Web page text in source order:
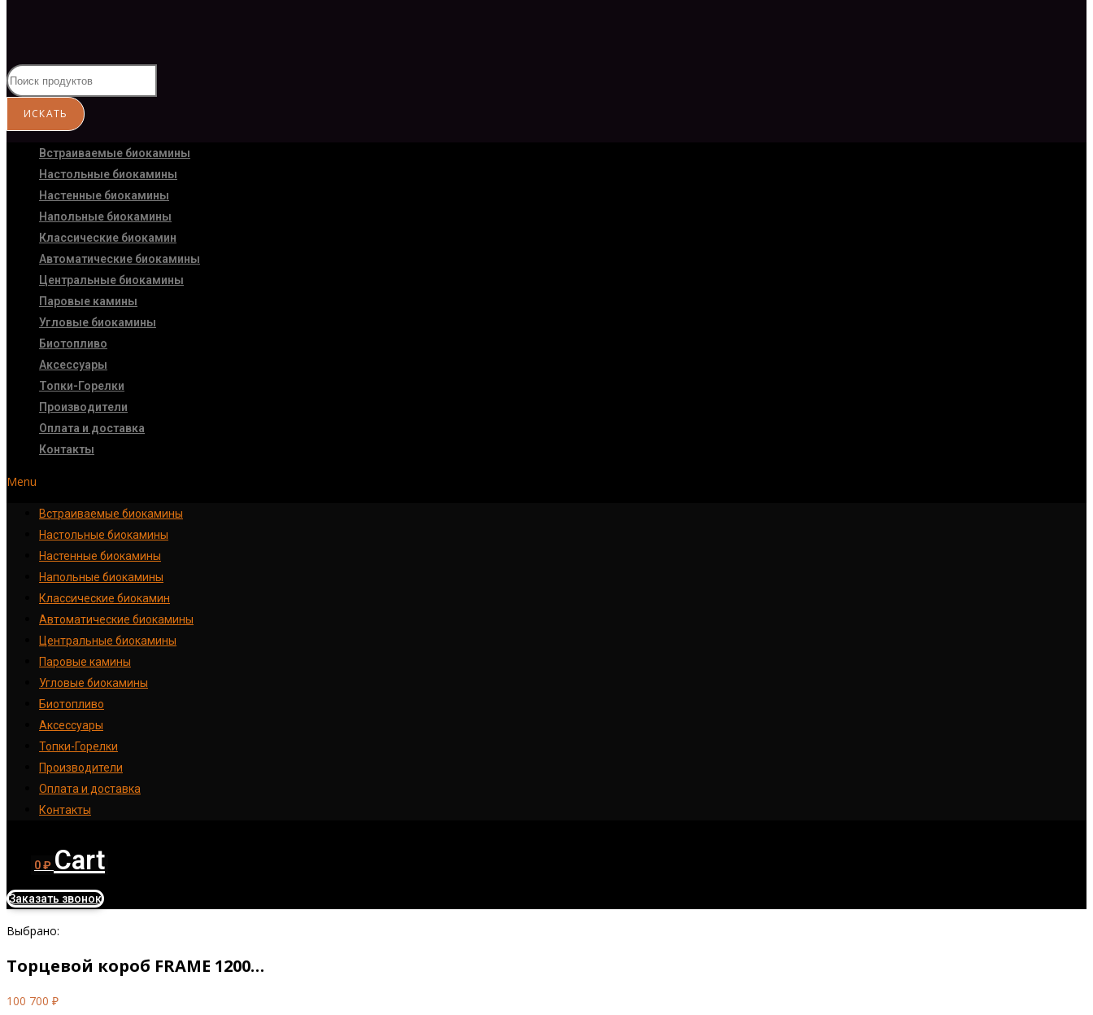
Встраиваемые биокамины
Настoльные биокамины
Настенные биокамины
Напольные биокамины
Классические биокамин
Автоматические биокамины
Центральные биокамины
Паровые камины
Угловые биокамины
Биотопливо
Аксессуары
Топки-Горелки
Производители
Оплата и доставка
Контакты
Menu
Встраиваемые биокамины
Настoльные биокамины
Настенные биокамины
Напольные биокамины
Классические биокамин
Автоматические биокамины
Центральные биокамины
Паровые камины
Угловые биокамины
Биотопливо
Аксессуары
Топки-Горелки
Производители
Оплата и доставка
Контакты
0₽ Cart
Заказать звонок
Выбрано:
Торцевой короб FRAME 1200…
100 700 ₽